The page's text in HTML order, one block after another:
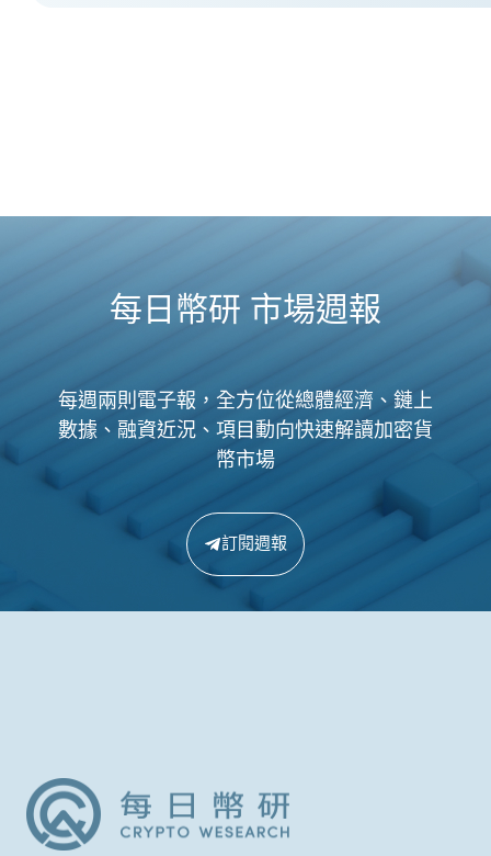
每日幣研 市場週報
每週兩則電子報，全方位從總體經濟、鏈上
數據、融資近況、項目動向快速解讀加密貨
幣市場
訂閱週報